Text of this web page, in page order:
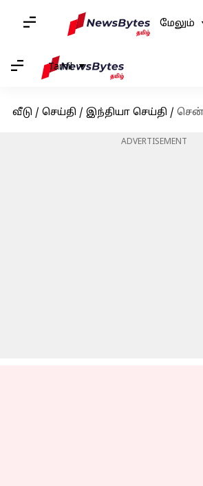
மேலும்
Tamil
வீடு / செய்தி / இந்தியா செய்தி / சென்னை தாம்பரம்-
ADVERTISEMENT